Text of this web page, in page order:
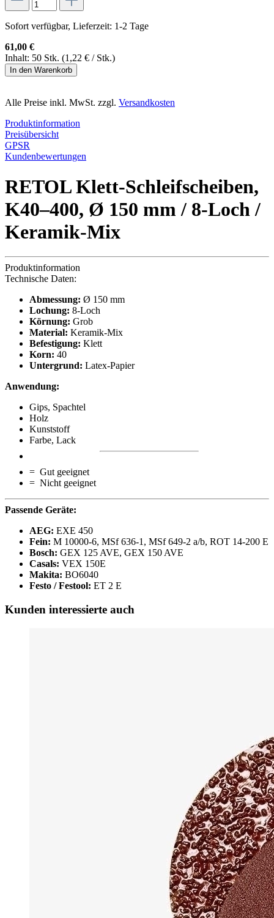
Sofort verfügbar, Lieferzeit: 1-2 Tage
61,00 €
Inhalt: 50 Stk. (1,22 € / Stk.)
In den Warenkorb
Alle Preise inkl. MwSt. zzgl. Versandkosten
Produktinformation
Preisübersicht
GPSR
Kundenbewertungen
RETOL Klett-Schleifscheiben,
K40–400, Ø 150 mm / 8-Loch /
Keramik-Mix
Produktinformation
Technische Daten:
Abmessung: Ø 150 mm
Lochung: 8-Loch
Körnung: Grob
Material: Keramik-Mix
Befestigung: Klett
Korn: 40
Untergrund: Latex-Papier
Anwendung:
Gips, Spachtel
Holz
Kunststoff
Farbe, Lack
= Gut geeignet
= Nicht geeignet
Passende Geräte:
AEG: EXE 450
Fein: M 10000-6, MSf 636-1, MSf 649-2 a/b, ROT 14-200 E
Bosch: GEX 125 AVE, GEX 150 AVE
Casals: VEX 150E
Makita: BO6040
Festo / Festool: ET 2 E
Kunden interessierte auch